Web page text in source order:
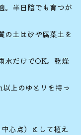
。半日陰でも育つが
の土は砂や腐葉土を
水だけでOK。乾燥
上のゆとりを持っ
心点）として植え